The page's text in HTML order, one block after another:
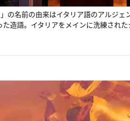
の名前の由来はイタリア語のアルジ
た造語。イタリアをメインに洗練され